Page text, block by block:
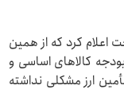
به صراحت اعلام کرد که از همین
کالاهای اساسی و
ارز مشکلی نداشته